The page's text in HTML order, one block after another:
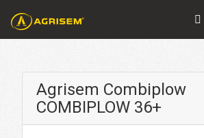
Agrisem Combiplow
COMBIPLOW 36+